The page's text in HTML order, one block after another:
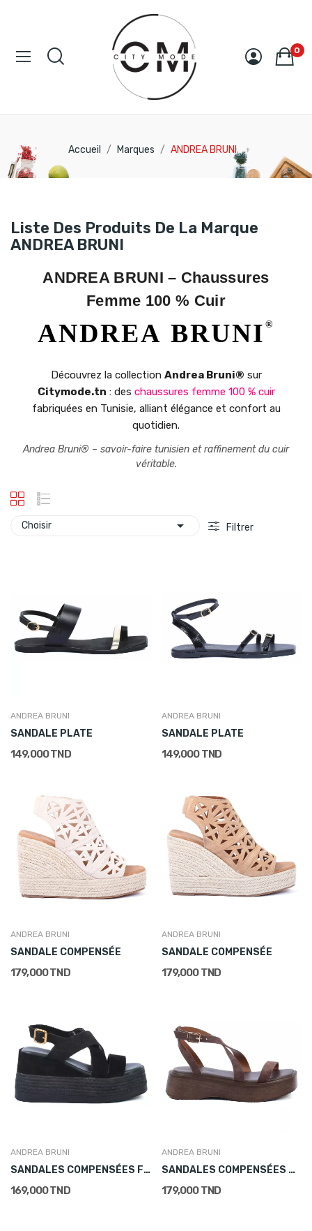
0
Accueil Marques ANDREA BRUNI
Liste Des Produits De La Marque
ANDREA BRUNI
ANDREA BRUNI– Chaussures
Femme 100 % Cuir
ANDREA BRUNI ®
Découvrez la collection Andrea Bruni® sur
Citymode.tn : des chaussures femme 100 % cuir
fabriquées en Tunisie, alliant élégance et confort au
quotidien.
Andrea Bruni® – savoir-faire tunisien et raffinement du cuir
véritable.
Choisir  Filtrer
ANDREA BRUNI
SANDALE PLATE
149,000 TND
ANDREA BRUNI
SANDALE PLATE
149,000 TND
ANDREA BRUNI
SANDALE COMPENSÉE
179,000 TND
ANDREA BRUNI
SANDALE COMPENSÉE
179,000 TND
ANDREA BRUNI
SANDALES COMPENSÉES FEMME CUIR NOIR
169,000 TND
ANDREA BRUNI
SANDALES COMPENSÉES DAIM MARRON FEMME
179,000 TND